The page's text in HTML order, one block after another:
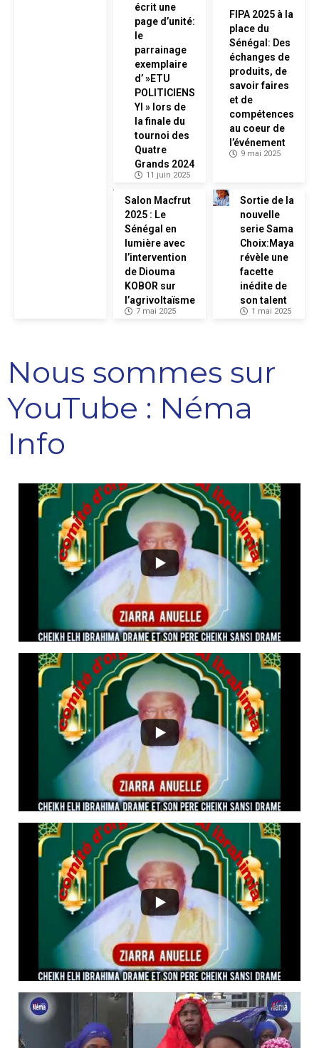
écrit une
page d’unité:
le
parrainage
exemplaire
d’ »ETU
POLITICIENS
YI » lors de
la finale du
tournoi des
Quatre
Grands 2024
11 juin 2025
FIPA 2025 à la
place du
Sénégal: Des
échanges de
produits, de
savoir faires
et de
compétences
au coeur de
l’événement
9 mai 2025
Salon Macfrut
2025 : Le
Sénégal en
lumière avec
l’intervention
de Diouma
KOBOR sur
l’agrivoltaïsme
7 mai 2025
Sortie de la
nouvelle
serie Sama
Choix:Maya
révèle une
facette
inédite de
son talent
1 mai 2025
Nous sommes sur
YouTube : Néma
Info